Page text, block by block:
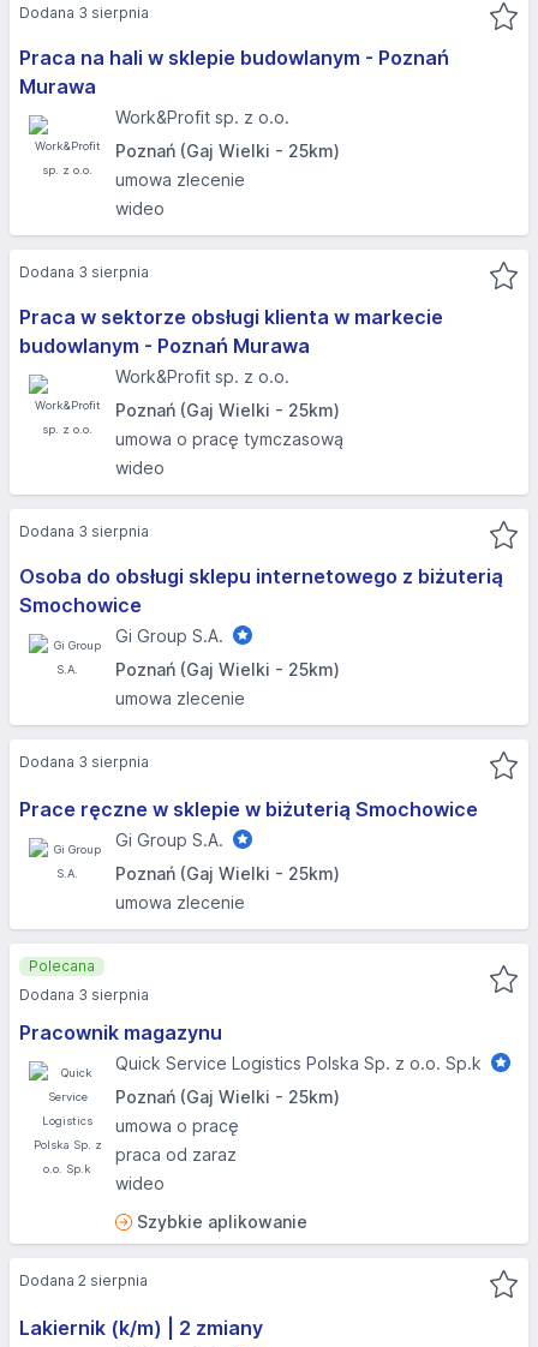
Praca na hali w sklepie budowlanym - Poznań
Murawa
Work&Profit sp. z o.o.
Poznań (Gaj Wielki - 25km)
umowa zlecenie
wideo
Dodana 3 sierpnia
Praca w sektorze obsługi klienta w markecie
budowlanym - Poznań Murawa
Work&Profit sp. z o.o.
Poznań (Gaj Wielki - 25km)
umowa o pracę tymczasową
wideo
Dodana 3 sierpnia
Osoba do obsługi sklepu internetowego z biżuterią
Smochowice
Gi Group S.A.
Poznań (Gaj Wielki - 25km)
umowa zlecenie
Dodana 3 sierpnia
Prace ręczne w sklepie w biżuterią Smochowice
Gi Group S.A.
Poznań (Gaj Wielki - 25km)
umowa zlecenie
Dodana 3 sierpnia
Pracownik magazynu
Quick Service Logistics Polska Sp. z o.o. Sp.k
Poznań (Gaj Wielki - 25km)
umowa o pracę
praca od zaraz
wideo
Szybkie aplikowanie
Polecana
Dodana 3 sierpnia
Lakiernik (k/m) | 2 zmiany
Dodana 2 sierpnia